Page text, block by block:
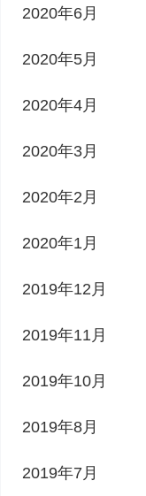
2020年6月
2020年5月
2020年4月
2020年3月
2020年2月
2020年1月
2019年12月
2019年11月
2019年10月
2019年8月
2019年7月